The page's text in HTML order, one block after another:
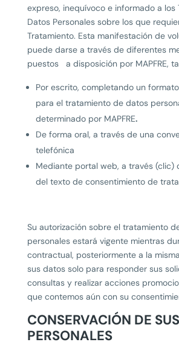
expreso, inequívoco e informado a los
Datos Personales sobre los que
Tratamiento. Esta manifestación de
puede darse a través de diferentes
puestos a disposición por MAPFRE,
Por escrito, completando un
para el tratamiento de datos
determinado por MAPFRE.
De forma oral, a través de una
telefónica
Mediante portal web, a través (clic)
del texto de consentimiento de
Su autorización sobre el tratamiento
personales estará vigente mientras
contractual, posteriormente a la
sus datos solo para responder sus
consultas y realizar acciones
que contemos aún con su
CONSERVACIÓN DE
PERSONALES